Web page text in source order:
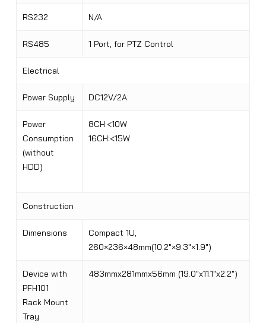
RS232 N/A
RS485 1 Port, for PTZ Control
Electrical
Power Supply DC12V/2A
Power
Consumption
(without
HDD)
8CH:<10W
16CH:<15W
Construction
Dimensions
Compact 1U,
260×236×48mm(10.2″×9.3″×1.9″)
Device with
PFH101
Rack Mount
Tray
483mmx281mmx56mm (19.0″x11.1″x2.2″)